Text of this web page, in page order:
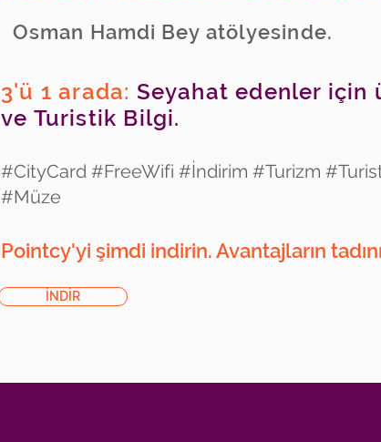
Osman Hamdi Bey atölyesinde.
3'ü 1 arada: Seyahat edenler
ve Turistik Bilgi.
#CityCard #FreeWifi #İndirim #Turizm
#Müze
Pointcy'yi şimdi indirin. Avantajların tadını
İNDİR